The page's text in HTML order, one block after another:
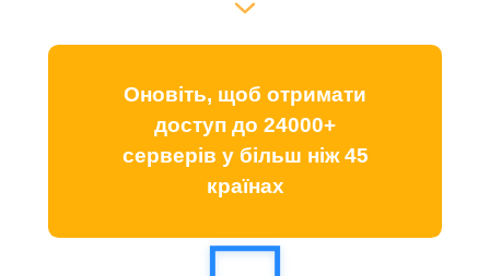
Оновіть, щоб отримати
доступ до 24000+
серверів у більш ніж 45
країнах